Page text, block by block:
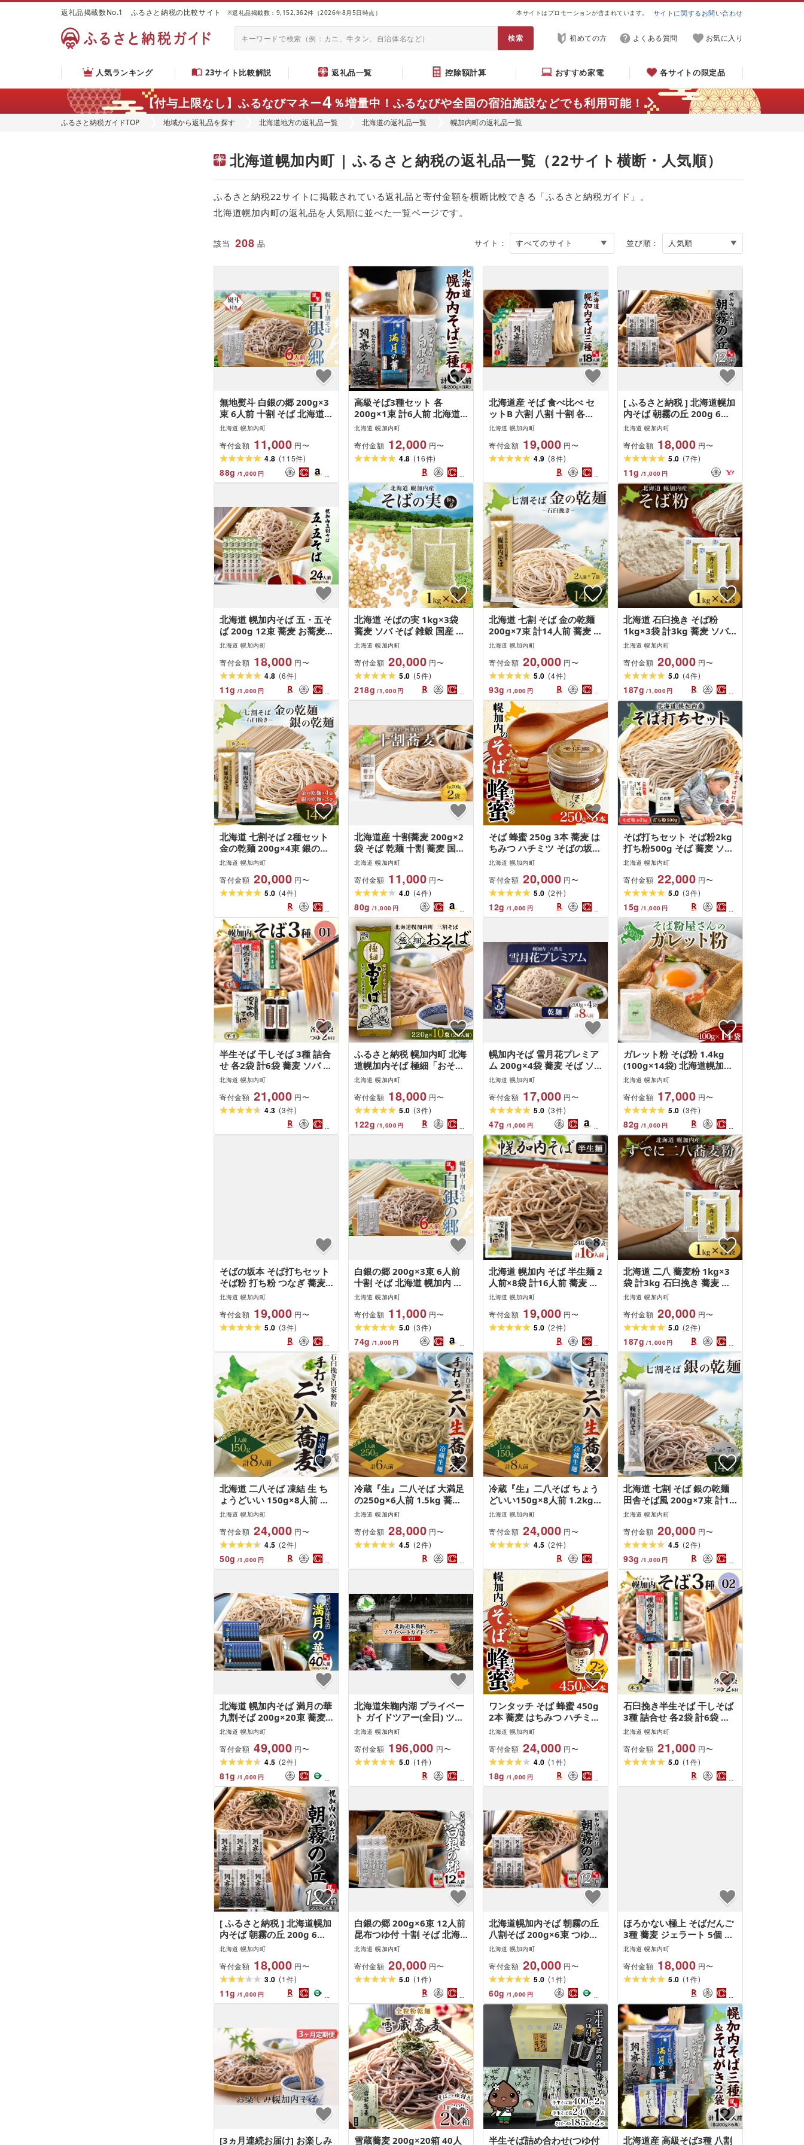
返礼品掲載数No.1 ふるさと納税の比較サイト ※返礼品掲載数：9,152,362件（2026年8月5日時点） 本サイトはプロモーションが含まれています。 サイトに関するお問い合わせ
初めての方 よくある質問 お気に入り
人気ランキング 23サイト比較解説 返礼品一覧 控除額計算 おすすめ家電 各サイトの限定品
【付与上限なし】ふるなびマネー4％増量中！ ふるなびや全国の宿泊施設などでも利用可能！
ふるさと納税ガイドTOP 地域から返礼品を探す 北海道地方の返礼品一覧 北海道の返礼品一覧 幌加内町の返礼品一覧
北海道幌加内町 | ふるさと納税の返礼品一覧（22サイト横断・人気順）
ふるさと納税22サイトに掲載されている返礼品と寄付金額を横断比較できる「ふるさと納税ガイド」。
北海道幌加内町の返礼品を人気順に並べた一覧ページです。
該当 208 品 サイト： 並び順：
無地熨斗 白銀の郷 200g×3
束 6人前 十割 そば 北海道
幌加内 蕎麦 乾麺 麺 常温 年
ば グルメ 無塩 備蓄 保存食
食塩不使用 国産 グルテンフ
リー 和食 お取り寄せ ギフ
ト 贈り物 まとめ買い ほろ
北海道 幌加内町
寄付金額 11,000 円〜
4.8 (115件)
88g /1,000 円
高級そば3種セット 各
200g×1束 計6人前 北海道
幌加内 十割そば 白銀の郷
朝霞の丘 蕎麦 乾麺 麺 常温
ソバ 北海道 グルメ 無塩 備
蓄 無添加 食塩不使用 国産
お取寄せ ギフト 人気 ほろ
かない
北海道 幌加内町
寄付金額 12,000 円〜
4.8 (16件)
北海道産 そば 食べ比べ セ
ットB 六割 八割 十割 各
200g×3束 18人前 日本一 幌
し 常温 保存 詰合わせ お取
寄せ ギフト グルメ 人気 ラ
ンキング 食べ比べ 麺 そば
北海道 幌加内 年越そば 引
越そば 蕎麦
北海道 幌加内町
寄付金額 19,000 円〜
4.9 (8件)
[ ふるさと納税 ] 北海道幌加
内そば 朝霧の丘 200g 6束
八割そば 蕎麦 お蕎麦 お 幌
簡単調理 名産品 特産品 ざ
るそば かけそば 備蓄 お取
り寄せグルメ 送料無料 北海
道 幌加内町
北海道 幌加内町
寄付金額 18,000 円〜
5.0 (7件)
11g /1,000 円
北海道 幌加内そば 五・五そ
ば 200g 12束 蕎麦 お蕎麦
おそば 幌加内蕎麦 和食 麺 5
調理 名産品 特産品 ざるそ
ば かけそば 備蓄 お取り寄
せグルメ 送料無料 北海道
幌加内町
北海道 幌加内町
寄付金額 18,000 円〜
4.8 (6件)
11g /1,000 円
北海道 そばの実 1kg×3袋
蕎麦 ソバ そば 雑穀 国産 グ
ルテンフリー 食物繊維 ビタ
ミネラル スーパーフード 健
康 お取り寄せ 霧立そば製粉
送料無料
北海道 幌加内町
寄付金額 20,000 円〜
5.0 (5件)
218g /1,000円
北海道 七割 そば 金の乾麺
200g×7束 計14人前 蕎麦 ソ
バ 乾麺 麺 常温 ギフト グル
割そば 7割そば 北海道産 日
本製 お取り寄せ まとめ買い
霧立そば製粉 ほろみのり 産
地直送 ほろかない 送料無料
麺類
北海道 幌加内町
寄付金額 20,000 円〜
5.0 (4件)
93g /1,000 円
北海道 石臼挽き そば粉
1kg×3袋 計3kg 蕎麦 ソバ
そば そば打ち 蕎麦打ち 手
北海道産 健康 料理 ガレッ
ト お取り寄せ 霧立そば製粉
送料無料 麺類
北海道 幌加内町
寄付金額 20,000 円〜
5.0 (4件)
187g /1,000円
北海道 七割そば 2種セット
金の乾麺 200g×4束 銀の乾
麺 200g×3束 計14人前 蕎麦
ト グルメ 人気 備蓄 保存食
国産 お取り寄せ まとめ買い
霧立そば製粉 産地直送 送料
無料 麺類
北海道 幌加内町
寄付金額 20,000 円〜
5.0 (4件)
北海道産 十割蕎麦 200g×2
袋 そば 乾麺 十割 蕎麦 国産
そば粉 田舎 ソバ 麺 健康 ヘ
フト お取り寄せ ほろかない
振興公社 送料無料 北海道
幌加内町
北海道 幌加内町
寄付金額 11,000 円〜
4.0 (4件)
80g /1,000 円
そば 蜂蜜 250g 3本 蕎麦 は
ちみつ ハチミツ そばの坂本
北海道 幌加内町
北海道 幌加内町
寄付金額 20,000 円〜
5.0 (2件)
12g /1,000 円
そば打ちセット そば粉2kg
打ち粉500g そば 蕎麦 ソバ
石臼挽き 本格 キタワセ 北
粉 十割そば 入門 体験 麺類
そば作り セット 麺 つなぎ
国産 北海道 幌加内町
北海道 幌加内町
寄付金額 22,000 円〜
5.0 (3件)
15g /1,000 円
半生そば 干しそば 3種 詰合
せ 各2袋 計6袋 蕎麦 ソバ 麺
麺類 生 そばつゆ ヘルシー
備 年越し 引っ越し 産直 幌
加内そば のど越し 乾麺 蕎
麦湯 そば湯 お取り寄せグル
メ 送料無料 北海道 幌加内
北海道 幌加内町
寄付金額 21,000 円〜
4.3 (3件)
ふるさと納税 幌加内町 北海
道幌加内そば 極細「おそ
ば」 三割そば 220g×10束
北海道 幌加内町
寄付金額 18,000 円〜
5.0 (3件)
122g /1,000円
幌加内そば 雪月花プレミア
ム 200g×4袋 蕎麦 そば ソ
バ お蕎麦 国産 北海道産 ヘ
乾麺 常備 茹でるだけ 本格
的 蕎麦湯 そば湯 冷やし 温
かい お取り寄せグルメ 送料
無料 北海道 幌加内町
北海道 幌加内町
寄付金額 17,000 円〜
5.0 (3件)
47g /1,000 円
ガレット粉 そば粉 1.4kg
(100g×14袋) 北海道幌加内
産 石臼挽き 使い切りそば
道 幌加内町
北海道 幌加内町
寄付金額 17,000 円〜
5.0 (3件)
82g /1,000 円
そばの坂本 そば打ちセット
そば粉 打ち粉 つなぎ 蕎麦
そば工房坂本 蕎麦粉 そば作
で 体験 キット そば打ちキ
ット 本格的 手作り 出来立
て 打ち立て 作りたて 手打
ちそば お取り寄せ ご当地
北海道 幌加内町
北海道 幌加内町
寄付金額 19,000 円〜
5.0 (3件)
白銀の郷 200g×3束 6人前
十割 そば 北海道 幌加内 蕎
麦 乾麺 麺 常温 年越し ソバ
無塩 備蓄 保存食 食塩不使
用 国産 グルテンフリー 和
食 ヘルシー お取り寄せ ギ
フト 贈り物 まとめ買い ほ
ろかない 送料無料
北海道 幌加内町
寄付金額 11,000 円〜
5.0 (3件)
74g /1,000 円
北海道 幌加内 そば 半生麺 2
人前×8袋 計16人前 蕎麦 ソ
バ 日本蕎麦 引っ越し 年越
フト お取り寄せ グルメ 産
地直送 国産 北海道産 自社
製麺 自社製粉 産直 製麺 ほ
ろかない振興公社 送料無料
麺類
北海道 幌加内町
寄付金額 19,000 円〜
5.0 (2件)
北海道 二八 蕎麦粉 1kg×3
袋 計3kg 石臼挽き 蕎麦 ソ
バ そば そば打ち 蕎麦打ち
ば粉 ミックス粉 国産 北海
道産 本格 霧立そば製粉 送
料無料 麺類 野菜
北海道 幌加内町
寄付金額 20,000 円〜
5.0 (2件)
187g /1,000円
北海道 二八そば 凍結 生 ち
ょうどいい 150g×8人前 蕎
麦 ソバ 生麺 麺 冷凍 のど越
家製 石臼挽き 専門店 ギフ
ト 食塩不使用 年越し お取
り寄せ ご褒美 国産 100%
産地直送 そば処霧立亭 送料
北海道 幌加内町
寄付金額 24,000 円〜
4.5 (2件)
50g /1,000 円
冷蔵『生』二八そば 大満足
の250g×6人前 1.5kg 蕎麦
ソバ 生麺 麺 霧立亭 石臼挽
蔵 グルメ ギフト お取り寄
せ 北海道 幌加内町
北海道 幌加内町
寄付金額 28,000 円〜
4.5 (2件)
冷蔵『生』二八そば ちょう
どいい150g×8人前 1.2kg
蕎麦 ソバ 生麺 麺 霧立亭 石
冷蔵 グルメ ギフト お取り
寄せ 北海道 幌加内町
北海道 幌加内町
寄付金額 24,000 円〜
4.5 (2件)
北海道 七割 そば 銀の乾麺
田舎そば風 200g×7束 計14
人前 七割そば 7割そば きた
産 北海道産 産地直送 備蓄
保存食 ギフト人気 お取り寄
せ 霧立そば製粉 送料無料
麺類
北海道 幌加内町
寄付金額 20,000 円〜
4.5 (2件)
93g /1,000 円
北海道 幌加内そば 満月の華
九割そば 200g×20束 蕎麦
お蕎麦 おそば 幌加内蕎麦
麺 昆布 昆布つゆ 簡単調理
名産品 特産品 ざるそば か
けそば 備蓄 お取り寄せグル
メ 送料無料 北海道 幌加内
町
北海道 幌加内町
寄付金額 49,000 円〜
4.5 (2件)
81g /1,000 円
北海道朱鞠内湖 プライベー
ト ガイドツアー(全日) ツア
ー 専用ボート 朱鞠内湖 イ
海道旅行 アウトドアキャン
プ 自然散策 大自然 釣り初
心者 湖畔 釣り旅行 釣りの
聖地 体験 送料無料 北海道
北海道 幌加内町
寄付金額 196,000 円〜
5.0 (1件)
ワンタッチ そば 蜂蜜 450g
2本 蕎麦 はちみつ ハチミツ
そばの坂本 北海道 幌加内町
北海道 幌加内町
寄付金額 24,000 円〜
4.0 (1件)
18g /1,000 円
石臼挽き半生そば 干しそば
3種 詰合せ 各2袋 計6袋 蕎
麦 ソバ 麺 麺類 生 そばつゆ
レンジ 常備 年越し 引っ越
し 産直 幌加内そば のど越
し 乾麺 蕎麦湯 そば湯 お取
り寄せグルメ 送料無料 北海
北海道 幌加内町
寄付金額 21,000 円〜
5.0 (1件)
[ ふるさと納税 ] 北海道幌加
内そば 朝霧の丘 200g 6束
八割そば 蕎麦 お蕎麦 おそ
麦 八割蕎麦 乾麺 簡単調理
名産品 特産品 ざるそば か
けそば 備蓄 お取り寄せグル
メ 送料無料 北海道 幌加内
北海道 幌加内町
寄付金額 18,000 円〜
3.0 (1件)
11g /1,000 円
白銀の郷 200g×6束 12人前
昆布つゆ付 十割 そば 北海
道 幌加内 そば 日本一 国産
保存 詰め合わせ ギフト グ
ルメ ランキング そばつゆ
そば 蕎麦 麺類 乾麺
北海道 幌加内町
寄付金額 20,000 円〜
5.0 (1件)
北海道幌加内そば 朝霧の丘
八割そば 200g×6束 つゆ付
き 蕎麦 お蕎麦 おそば 幌加
蕎麦 乾麺 昆布 昆布つゆ 簡
単調理 名産品 特産品 ざる
そば かけそば つゆ 備蓄 お
取り寄せグルメ 送料無料 北
海道 幌加内町
北海道 幌加内町
寄付金額 20,000 円〜
5.0 (1件)
60g /1,000 円
ほろかない極上 そばだんご
3種 蕎麦 ジェラート 5個 そ
ば粉 そば アイス ミルク ほ
グルメ ギフト 贈り物 お取
り寄せ 花月堂 せいわ温泉ル
オント 北海道 幌加内町
北海道 幌加内町
寄付金額 18,000 円〜
5.0 (1件)
[3ヵ月連続お届け] お楽しみ 雪蔵蕎麦 200g×20箱 40人 半生そば詰め合わせ(つゆ付 北海道産 高級そば3種 八割